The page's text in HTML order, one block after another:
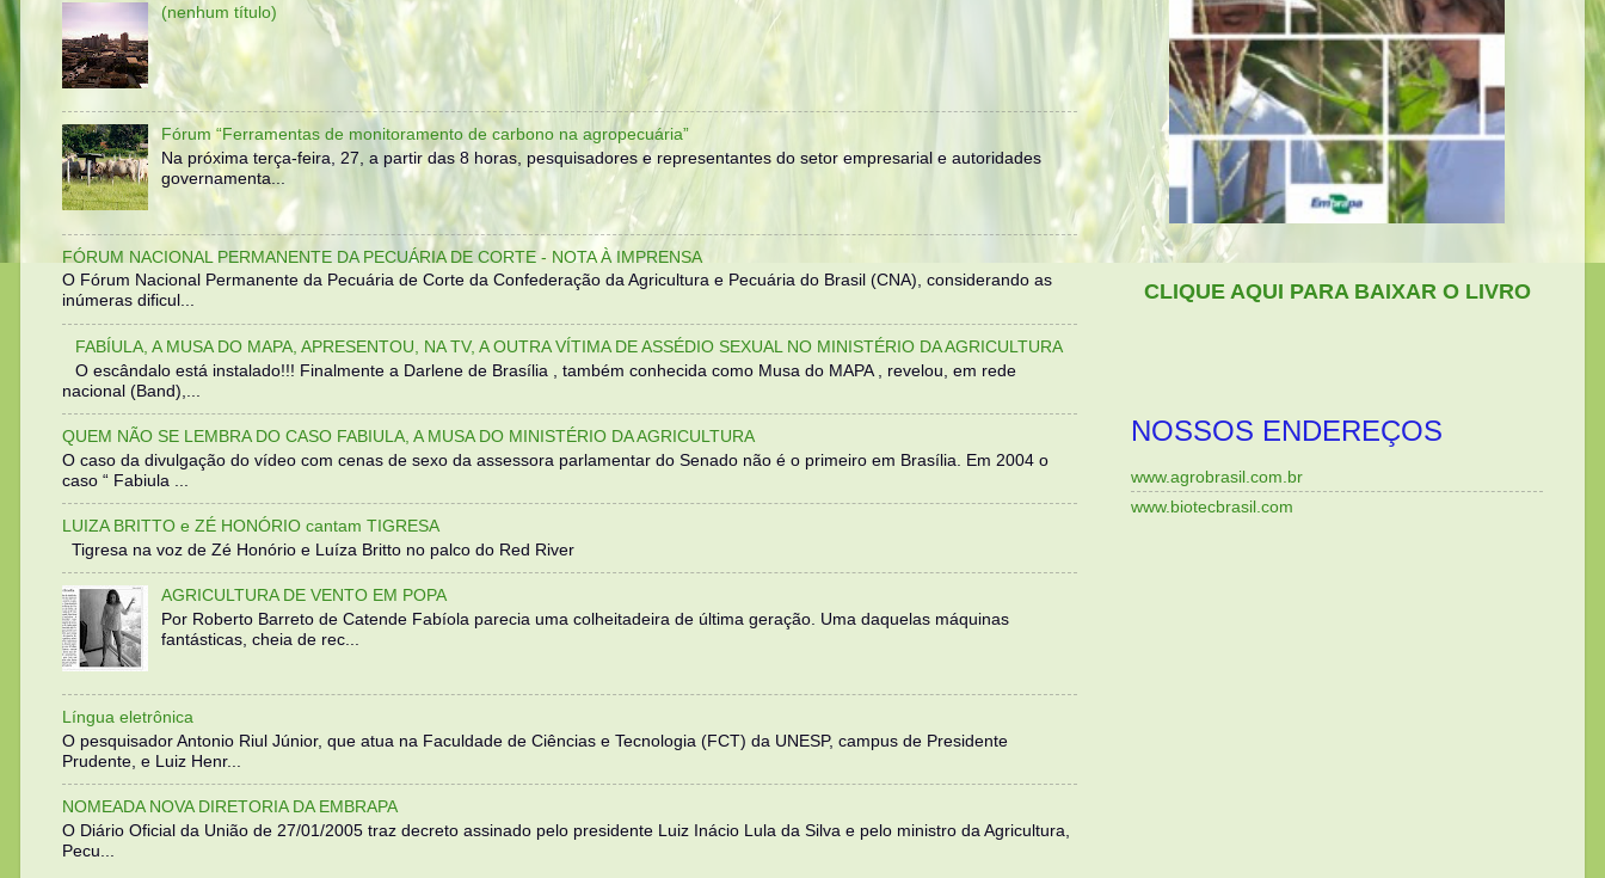
(nenhum título)
Fórum “Ferramentas de monitoramento de carbono na agropecuária”
Na próxima terça-feira, 27, a partir das 8 horas, pesquisadores e representantes do setor empresarial e autoridades
governamenta...
FÓRUM NACIONAL PERMANENTE DA PECUÁRIA DE CORTE - NOTA À IMPRENSA
O Fórum Nacional Permanente da Pecuária de Corte da Confederação da Agricultura e Pecuária do Brasil (CNA), considerando as
inúmeras dificul...
FABÍULA, A MUSA DO MAPA, APRESENTOU, NA TV, A OUTRA VÍTIMA DE ASSÉDIO SEXUAL NO MINISTÉRIO DA AGRICULTURA
O escândalo está instalado!!! Finalmente a Darlene de Brasília , também conhecida como Musa do MAPA , revelou, em rede
nacional (Band),...
QUEM NÃO SE LEMBRA DO CASO FABIULA, A MUSA DO MINISTÉRIO DA AGRICULTURA
O caso da divulgação do vídeo com cenas de sexo da assessora parlamentar do Senado não é o primeiro em Brasília. Em 2004 o
caso “ Fabiula ...
LUIZA BRITTO e ZÉ HONÓRIO cantam TIGRESA
Tigresa na voz de Zé Honório e Luíza Britto no palco do Red River
AGRICULTURA DE VENTO EM POPA
Por Roberto Barreto de Catende Fabíola parecia uma colheitadeira de última geração. Uma daquelas máquinas
fantásticas, cheia de rec...
Língua eletrônica
O pesquisador Antonio Riul Júnior, que atua na Faculdade de Ciências e Tecnologia (FCT) da UNESP, campus de Presidente
Prudente, e Luiz Henr...
NOMEADA NOVA DIRETORIA DA EMBRAPA
O Diário Oficial da União de 27/01/2005 traz decreto assinado pelo presidente Luiz Inácio Lula da Silva e pelo ministro da Agricultura,
Pecu...
CLIQUE AQUI PARA BAIXAR O LIVRO
NOSSOS ENDEREÇOS
www.agrobrasil.com.br
www.biotecbrasil.com